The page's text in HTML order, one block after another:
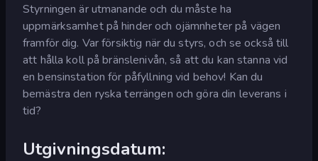
Styrningen är utmanande och du måste ha
uppmärksamhet på hinder och ojämnheter på vägen
framför dig. Var försiktig när du styrs, och se också till
att hålla koll på bränslenivån, så att du kan stanna vid
en bensinstation för påfyllning vid behov! Kan du
bemästra den ryska terrängen och göra din leverans i
tid?
Utgivningsdatum: